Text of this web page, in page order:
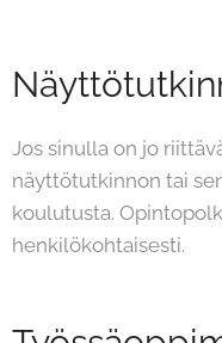
Jos sinulla on jo
näyttötutkinnon tai
koulutusta.
henkilökohtaisesti.